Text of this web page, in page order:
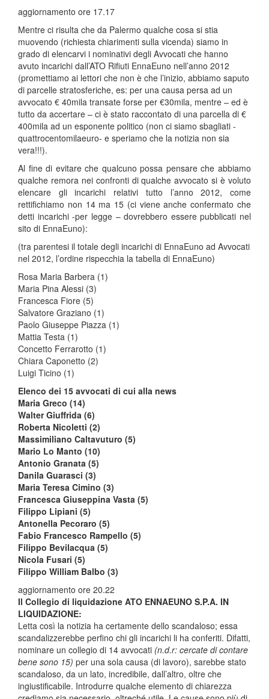
aggiornamento ore 17.17
Mentre ci risulta che da Palermo qualche cosa si stia
muovendo (richiesta chiarimenti sulla vicenda) siamo in
grado di elencarvi i nominativi degli Avvocati che hanno
avuto incarichi dall’ATO Rifiuti EnnaEuno nell’anno 2012
(promettiamo ai lettori che non è che l’inizio, abbiamo saputo
di parcelle stratosferiche, es: per una causa persa ad un
avvocato € 40mila transate forse per €30mila, mentre – ed è
tutto da accertare – ci è stato raccontato di una parcella di €
400mila ad un esponente politico (non ci siamo sbagliati -
quattrocentomilaeuro- e speriamo che la notizia non sia
vera!!!).
Al fine di evitare che qualcuno possa pensare che abbiamo
qualche remora nei confronti di qualche avvocato si è voluto
elencare gli incarichi relativi tutto l’anno 2012, come
rettifichiamo non 14 ma 15 (ci viene anche confermato che
detti incarichi -per legge – dovrebbero essere pubblicati nel
sito di EnnaEuno):
(tra parentesi il totale degli incarichi di EnnaEuno ad Avvocati
nel 2012, l’ordine rispecchia la tabella di EnnaEuno)
Rosa Maria Barbera (1)
Maria Pina Alessi (3)
Francesca Fiore (5)
Salvatore Graziano (1)
Paolo Giuseppe Piazza (1)
Mattia Testa (1)
Concetto Ferrarotto (1)
Chiara Caponetto (2)
Luigi Ticino (1)
Elenco dei 15 avvocati di cui alla news
Maria Greco (14)
Walter Giuffrida (6)
Roberta Nicoletti (2)
Massimiliano Caltavuturo (5)
Mario Lo Manto (10)
Antonio Granata (5)
Danila Guarasci (3)
Maria Teresa Cimino (3)
Francesca Giuseppina Vasta (5)
Filippo Lipiani (5)
Antonella Pecoraro (5)
Fabio Francesco Rampello (5)
Filippo Bevilacqua (5)
Nicola Fusari (5)
Filippo William Balbo (3)
aggiornamento ore 20.22
Il Collegio di liquidazione ATO ENNAEUNO S.P.A. IN
LIQUIDAZIONE:
Letta così la notizia ha certamente dello scandaloso; essa
scandalizzerebbe perfino chi gli incarichi li ha conferiti. Difatti,
nominare un collegio di 14 avvocati (n.d.r: cercate di contare
bene sono 15) per una sola causa (di lavoro), sarebbe stato
scandaloso, da un lato, incredibile, dall’altro, oltre che
ingiustificabile. Introdurre qualche elemento di chiarezza